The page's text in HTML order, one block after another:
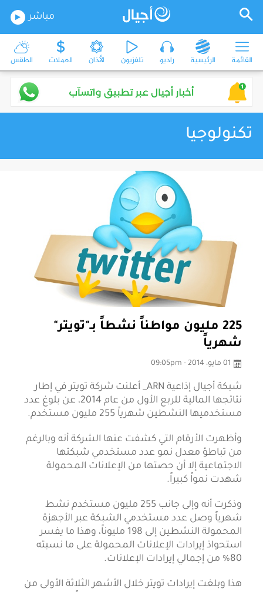
مباشر
القائمة الرئيسية راديو تلفزيون الأذان العملات الطقس
تكنولوجيا
225 مليون مواطناً نشطاً بـ"تويتر"
شهرياً
01 مايو، 2014 - 09:05pm
شبكة أجيال إذاعية ARN_ أعلنت شركة تويتر في إطار
نتائجها المالية للربع الأول من عام 2014، عن بلوغ عدد
مستخدميها النشطين شهرياً 255 مليون مستخدم.
وأظهرت الأرقام التي كشفت عنها الشركة أنه وبالرغم
من تباطؤ معدل نمو عدد مستخدمي شبكتها
الاجتماعية إلا أن حصتها من الإعلانات المحمولة
شهدت نمواً كبيراً.
وذكرت أنه وإلى جانب 255 مليون مستخدم نشط
شهرياً وصل عدد مستخدمي الشبكة عبر الأجهزة
المحمولة النشطين إلى 198 مليوناً، وهذا ما يفسر
استحواذ إيرادات الإعلانات المحمولة على ما نسبته
80% من إجمالي إيرادات الإعلانات.
هذا وبلغت إيرادات تويتر خلال الأشهر الثلاثة الأولى من